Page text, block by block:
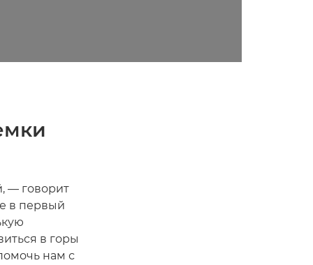
— говорит
в первый
в горы
нам с